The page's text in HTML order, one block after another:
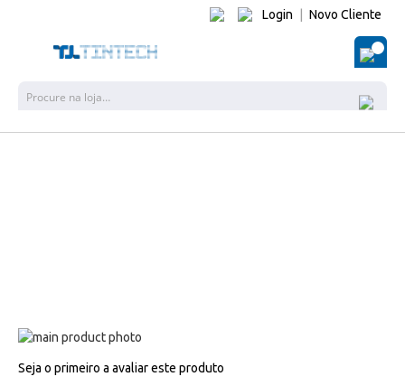
Login Novo Cliente
O
Salte
o
para
Seja o primeiro a avaliar este produto